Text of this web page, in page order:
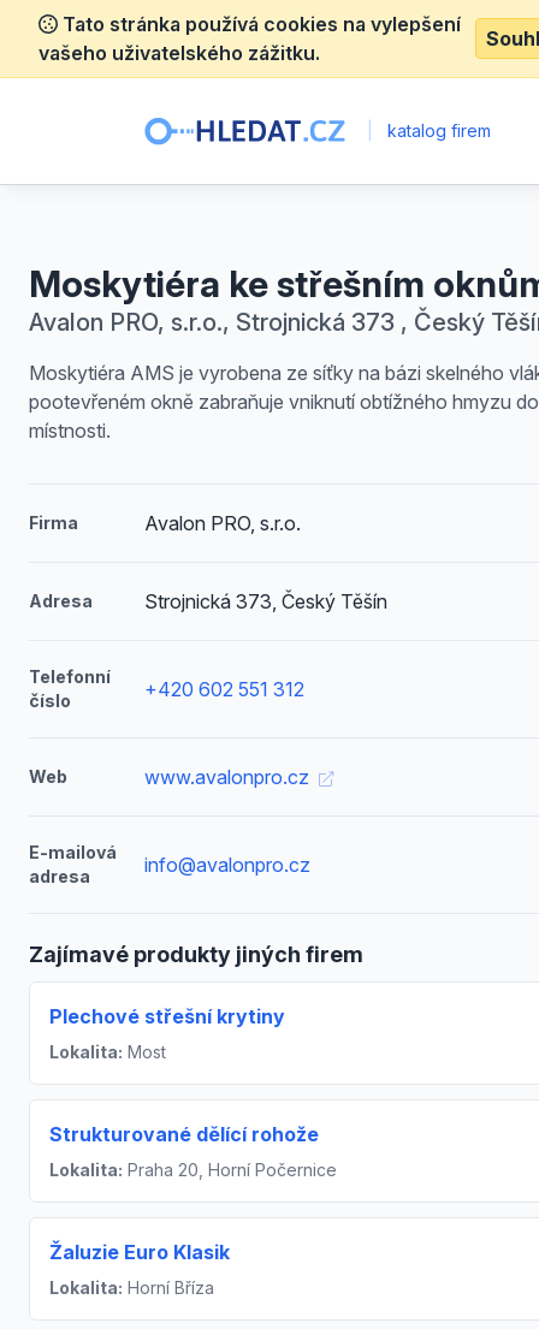
Tato stránka používá cookies na vylepšení
vašeho uživatelského zážitku.
katalog firem
Moskytiéra ke střešním
Avalon PRO, s.r.o., Strojnická 373 , Český
Moskytiéra AMS je vyrobena ze síťky na bázi skelného
pootevřeném okně zabraňuje vniknutí obtížného hmyzu do
místnosti.
Firma Avalon PRO, s.r.o.
Adresa Strojnická 373, Český Těšín
Telefonní
číslo
+420 602 551 312
Web www.avalonpro.cz
E-mailová
adresa
info@avalonpro.cz
Zajímavé produkty jiných firem
Plechové střešní krytiny
Lokalita: Most
Strukturované dělící rohože
Lokalita: Praha 20, Horní Počernice
Žaluzie Euro Klasik
Lokalita: Horní Bříza